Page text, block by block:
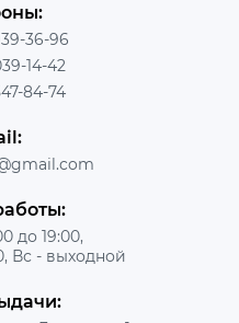
36-96
14-42
84-74
до 19:00,
Вс - выходной